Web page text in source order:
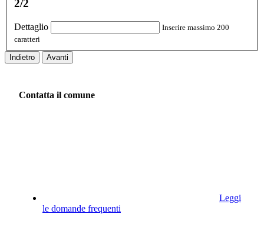
2/2
Dettaglio
Inserire massimo 200
caratteri
Indietro Avanti
Contatta il comune
Leggi
le domande frequenti